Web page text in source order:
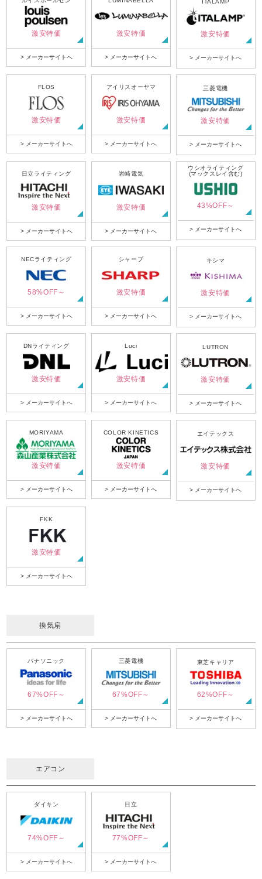
激安特価
> メーカーサイトへ
激安特価
> メーカーサイトへ
ITALAMP
激安特価
> メーカーサイトへ
FLOS
激安特価
> メーカーサイトへ
アイリスオーヤマ
激安特価
> メーカーサイトへ
三菱電機
激安特価
> メーカーサイトへ
日立ライティング
激安特価
> メーカーサイトへ
岩崎電気
激安特価
> メーカーサイトへ
ウシオライティング
(マックスレイ含む)
43%OFF～
> メーカーサイトへ
NECライティング
58%OFF～
> メーカーサイトへ
シャープ
激安特価
> メーカーサイトへ
キシマ
激安特価
> メーカーサイトへ
DNライティング
激安特価
> メーカーサイトへ
Luci
激安特価
> メーカーサイトへ
LUTRON
激安特価
> メーカーサイトへ
MORIYAMA
激安特価
> メーカーサイトへ
COLOR KINETICS
激安特価
> メーカーサイトへ
エイテックス
激安特価
> メーカーサイトへ
FKK
激安特価
> メーカーサイトへ
換気扇
パナソニック
67%OFF～
> メーカーサイトへ
三菱電機
67%OFF～
> メーカーサイトへ
東芝キャリア
62%OFF～
> メーカーサイトへ
エアコン
ダイキン
74%OFF～
> メーカーサイトへ
日立
77%OFF～
> メーカーサイトへ